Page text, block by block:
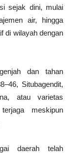
sejak dini, mulai
air, hingga
di wilayah dengan
dan tahan
Situbagendit,
atau varietas
meskipun
daerah telah